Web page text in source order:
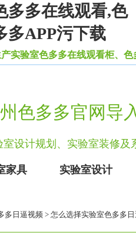
多多在线观看,色
多APP污下载
色多多在线观看柜、色
色多多官网导
设计规划、实验室装修
家具 实验室设计
多日逼视频 > 怎么选择实验室色多多